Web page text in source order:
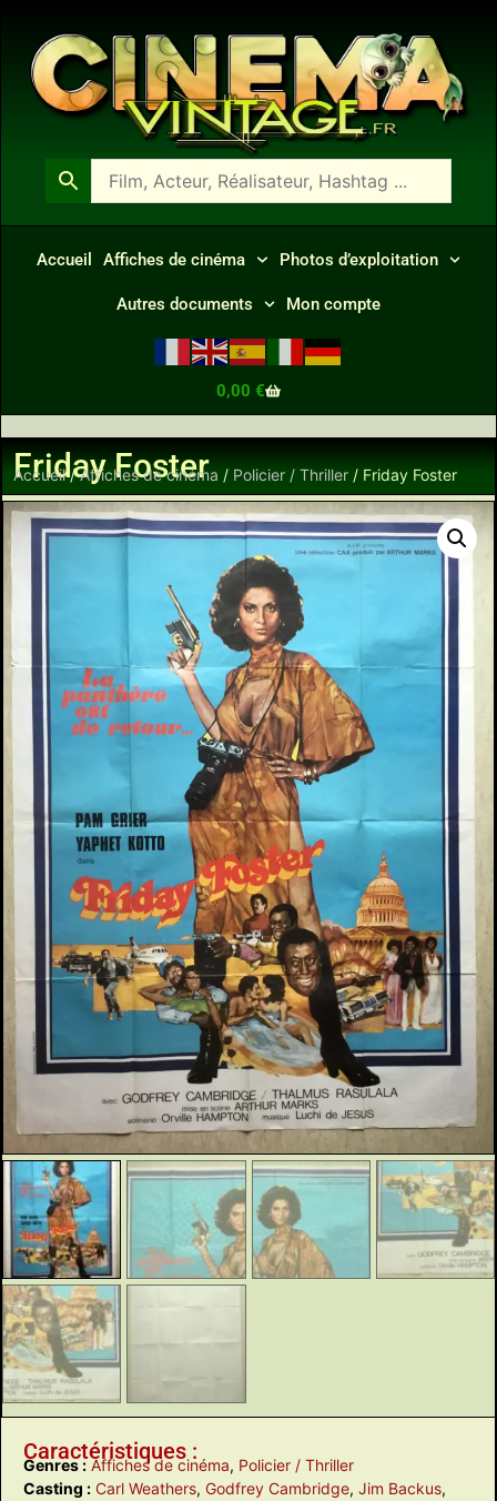
Accueil Affiches de cinéma Photos d’exploitation
Autres documents Mon compte
0,00 €
Friday Foster
Accueil/Affiches de cinéma / Policier / Thriller / Friday Foster
Caractéristiques :
Genres : Affiches de cinéma, Policier / Thriller
Casting : Carl Weathers, Godfrey Cambridge, Jim Backus,